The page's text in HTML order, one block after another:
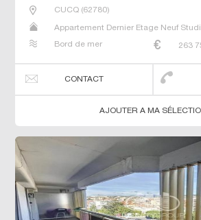
CUCQ(62780)
Appartement Dernier Etage Neuf
Bord de mer 263
CONTACT
AJOUTER A MA